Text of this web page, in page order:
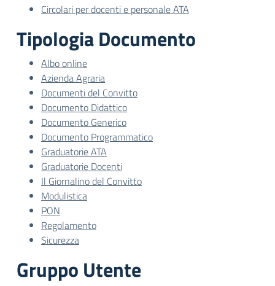
Circolari per docenti e personale ATA
Tipologia Documento
Albo online
Azienda Agraria
Documenti del Convitto
Documento Didattico
Documento Generico
Documento Programmatico
Graduatorie ATA
Graduatorie Docenti
Il Giornalino del Convitto
Modulistica
PON
Regolamento
Sicurezza
Gruppo Utente